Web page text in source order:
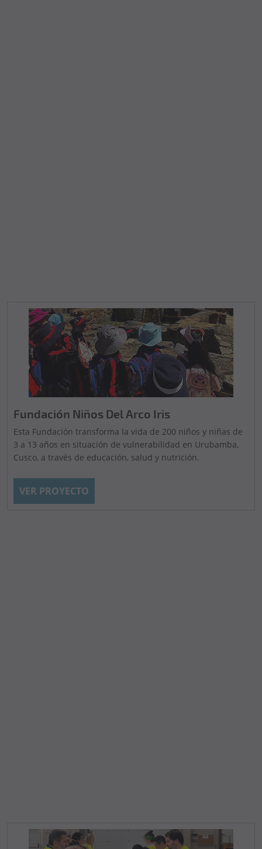
Fundación Niños Del Arco Iris
Esta Fundación transforma la vida de 200 niños y niñas de
3 a 13 años en situación de vulnerabilidad en Urubamba,
Cusco, a través de educación, salud y nutrición.
VER PROYECTO